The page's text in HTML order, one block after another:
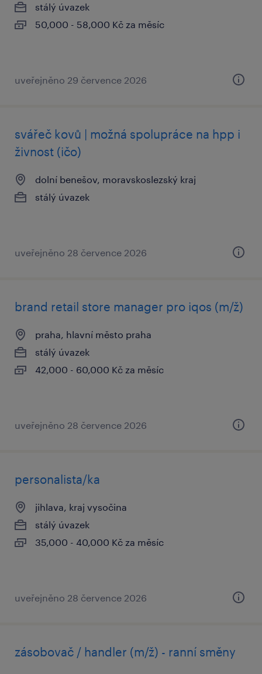
stálý úvazek
50,000 - 58,000 Kč za měsíc
uveřejněno 29 července 2026
svářeč kovů | možná spolupráce na hpp i
živnost (ičo)
dolní benešov, moravskoslezský kraj
stálý úvazek
uveřejněno 28 července 2026
brand retail store manager pro iqos (m/ž)
praha, hlavní město praha
stálý úvazek
42,000 - 60,000 Kč za měsíc
uveřejněno 28 července 2026
personalista/ka
jihlava, kraj vysočina
stálý úvazek
35,000 - 40,000 Kč za měsíc
uveřejněno 28 července 2026
zásobovač / handler (m/ž) - ranní směny